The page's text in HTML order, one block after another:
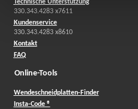
Technische Unterstützung
330.343.4283 x7611
Kundenservice
330.343.4283 x8610
Kontakt
FAQ
Online-Tools
Wendeschneidplatten-Finder
Insta-Code ®